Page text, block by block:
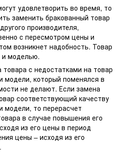
удовлетворить во время, то
заменить бракованный товар
производителя,
с пересмотром цены и
возникнет надобность. Товар
и моделью.
с недостатками на товар
модели, который поменялся в
не делают. Если замена
соответствующий качеству
модели, то перерасчет
в случае повышения его
из его цены в период
цены – исходя из его